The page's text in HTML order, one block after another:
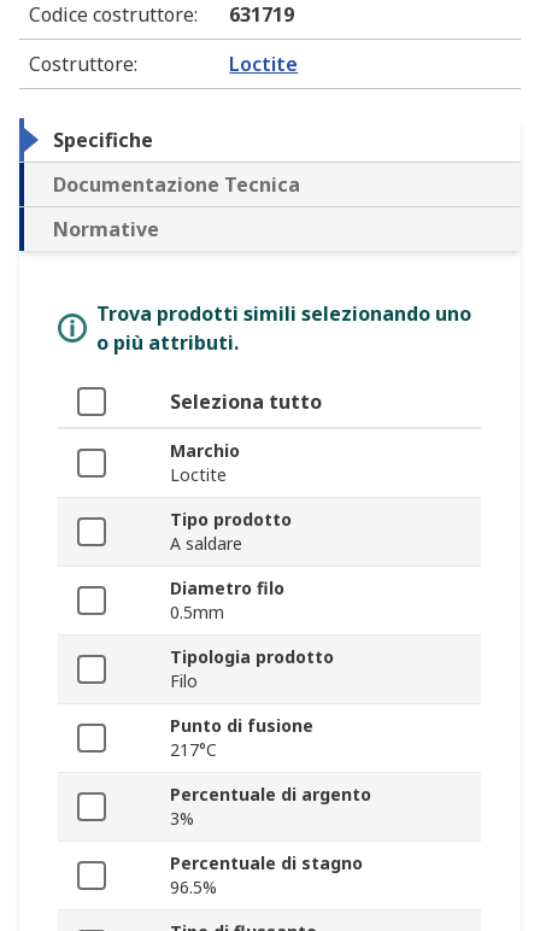
Codice costruttore:
631719
Costruttore: Loctite
Specifiche
Documentazione Tecnica
Normative
Trova prodotti simili selezionando uno
o più attributi.
Seleziona tutto
Marchio
Loctite
Tipo prodotto
A saldare
Diametro filo
0.5mm
Tipologia prodotto
Filo
Punto di fusione
217°C
Percentuale di argento
3%
Percentuale di stagno
96.5%